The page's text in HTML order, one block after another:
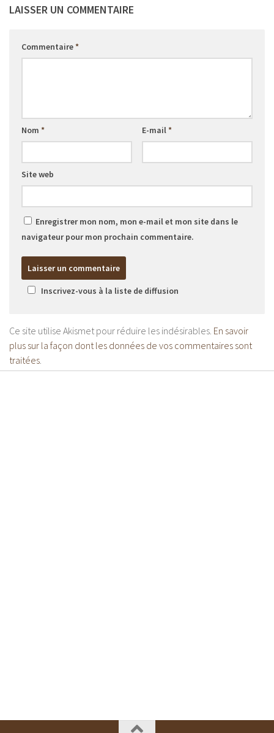
LAISSER UN COMMENTAIRE
Commentaire*
Nom * E-mail*
Site web
Enregistrer mon nom, mon e-mail et mon site dans le
navigateur pour mon prochain commentaire.
Inscrivez-vous à la liste de diffusion
Ce site utilise Akismet pour réduire les indésirables. En savoir
plus sur la façon dont les données de vos commentaires sont
traitées